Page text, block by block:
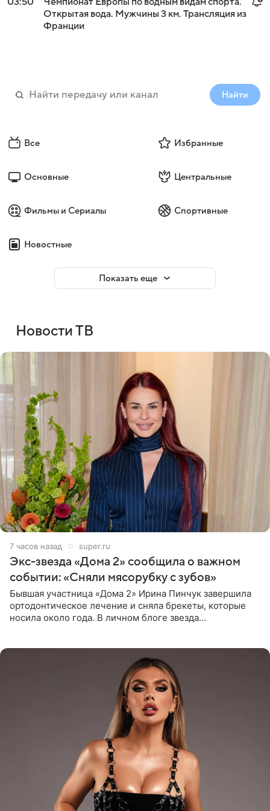
Открытая вода. Мужчины 3 км. Трансляция из
Франции
Найти
Все Избранные
Основные Центральные
Фильмы и Сериалы Спортивные
Новостные
Показать еще
Новости ТВ
7 часов назад super.ru
Экс-звезда «Дома 2» сообщила о важном
событии: «Сняли мясорубку с зубов»
Бывшая участница «Дома 2» Ирина Пинчук завершила
ортодонтическое лечение и сняла брекеты, которые
носила около года. В личном блоге звезда